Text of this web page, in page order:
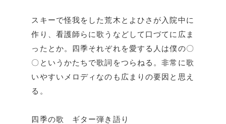
スキーで怪我をした荒木とよひさが入院中に
作り、看護師らに歌うなどして口づてに広ま
ったとか。四季それぞれを愛する人は僕の〇
〇というかたちで歌詞をつらねる。非常に歌
いやすいメロディなのも広まりの要因と思え
る。
四季の歌 ギター弾き語り